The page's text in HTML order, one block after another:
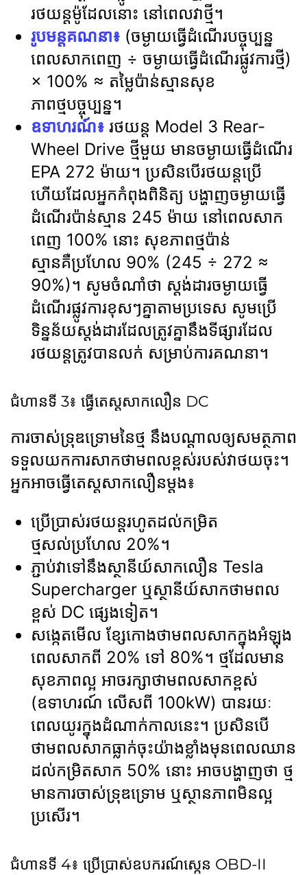
រថយន្តម៉ូដែលនោះ នៅពេលវាថ្មី។
រូបមន្តគណនា៖ (ចម្ងាយធ្វើដំណើរបច្ចុប្បន្ន
ពេលសាកពេញ ÷ ចម្ងាយធ្វើដំណើរផ្លូវការថ្មី)
× 100% ≈ តម្លៃប៉ាន់ស្មានសុខ
ភាពថ្មបច្ចុប្បន្ន។
ឧទាហរណ៍៖ រថយន្ត Model 3 Rear-
Wheel Drive ថ្មីមួយ មានចម្ងាយធ្វើដំណើរ
EPA 272 ម៉ាយ។ ប្រសិនបើរថយន្តប្រើ
ហើយដែលអ្នកកំពុងពិនិត្យ បង្ហាញចម្ងាយធ្វើ
ដំណើរប៉ាន់ស្មាន 245 ម៉ាយ នៅពេលសាក
ពេញ 100% នោះ សុខភាពថ្មប៉ាន់
ស្មានគឺប្រហែល 90% (245 ÷ 272 ≈
90%)។ សូមចំណាំថា ស្តង់ដារចម្ងាយធ្វើ
ដំណើរផ្លូវការខុសៗគ្នាតាមប្រទេស សូមប្រើ
ទិន្នន័យស្តង់ដារដែលត្រូវគ្នានឹងទីផ្សារដែល
រថយន្តត្រូវបានលក់ សម្រាប់ការគណនា។
ជំហានទី 3៖ ធ្វើតេស្តសាកលឿន DC
ការចាស់ទ្រុឌទ្រោមនៃថ្ម នឹងបណ្តាលឲ្យសមត្ថភាព
ទទួលយកការសាកថាមពលខ្ពស់របស់វាថយចុះ។
អ្នកអាចធ្វើតេស្តសាកលឿនម្តង៖
ប្រើប្រាស់រថយន្តរហូតដល់កម្រិត
ថ្មសល់ប្រហែល 20%។
ភ្ជាប់វាទៅនឹងស្ថានីយ៍សាកលឿន Tesla
Supercharger ឬស្ថានីយ៍សាកថាមពល
ខ្ពស់ DC ផ្សេងទៀត។
សង្កេតមើល ខ្សែកោងថាមពលសាកក្នុងអំឡុង
ពេលសាកពី 20% ទៅ 80%។ ថ្មដែលមាន
សុខភាពល្អ អាចរក្សាថាមពលសាកខ្ពស់
(ឧទាហរណ៍ លើសពី 100kW) បានរយៈ
ពេលយូរក្នុងដំណាក់កាលនេះ។ ប្រសិនបើ
ថាមពលសាកធ្លាក់ចុះយ៉ាងខ្លាំងមុនពេលឈាន
ដល់កម្រិតសាក 50% នោះ អាចបង្ហាញថា ថ្ម
មានការចាស់ទ្រុឌទ្រោម ឬស្ថានភាពមិនល្អ
ប្រសើរ។
ជំហានទី 4៖ ប្រើប្រាស់ឧបករណ៍ស្កេន OBD-II